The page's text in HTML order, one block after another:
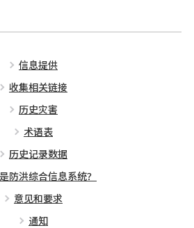
信息提供
收集相关链接
历史灾害
术语表
历史记录数据
防洪综合信息系统？
意见和要求
通知